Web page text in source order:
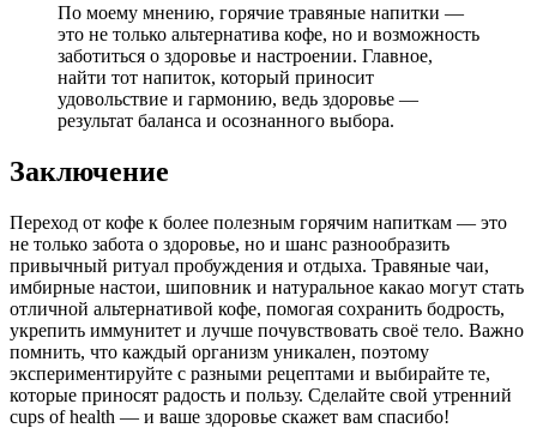
По моему мнению, горячие травяные напитки —
это не только альтернатива кофе, но и возможность
заботиться о здоровье и настроении. Главное,
найти тот напиток, который приносит
удовольствие и гармонию, ведь здоровье —
результат баланса и осознанного выбора.
Заключение
Переход от кофе к более полезным горячим напиткам — это
не только забота о здоровье, но и шанс разнообразить
привычный ритуал пробуждения и отдыха. Травяные чаи,
имбирные настои, шиповник и натуральное какао могут стать
отличной альтернативой кофе, помогая сохранить бодрость,
укрепить иммунитет и лучше почувствовать своё тело. Важно
помнить, что каждый организм уникален, поэтому
экспериментируйте с разными рецептами и выбирайте те,
которые приносят радость и пользу. Сделайте свой утренний
cups of health — и ваше здоровье скажет вам спасибо!